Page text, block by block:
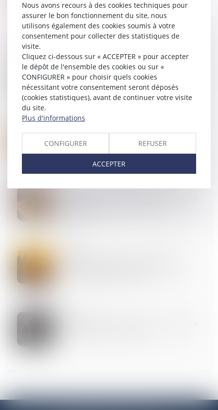
Servitude par destination du père de famille : quelle
appréciation en cas de réunion et nouvelle division
des fonds ?
11FÉVR.
France ?
07FÉVR.
Nous avons recours à des cookies techniques pour
assurer le bon fonctionnement du site, nous
utilisons également des cookies soumis à votre
consentement pour collecter des statistiques de
visite.
Cliquez ci-dessous sur « ACCEPTER » pour accepter
le dépôt de l'ensemble des cookies ou sur «
CONFIGURER » pour choisir quels cookies
nécessitant votre consentement seront déposés
(cookies statistiques), avant de continuer votre visite
du site.
Plus d'informations
CONFIGURER REFUSER
ACCEPTER